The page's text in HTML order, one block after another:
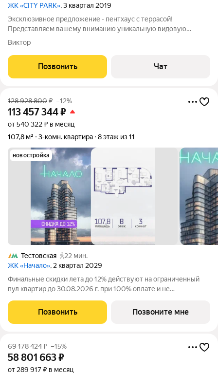
ЖК «CITY PARK», 3 квартал 2019
Эксклюзивное предложение - пентхаус с террасой!
Представляем вашему вниманию уникальную видовую
квартиру с террасой в одном из самых престижных жилых
комплексов Москвы Сити-парк. Это не просто квартира, это
полностью приватный этаж с доступом только
Виктор
Позвонить Чат
128 928 800₽ –12%
113 457 344₽
от 540 322 ₽ в месяц
107,8 м²
3-комн. квартира 8 этаж из 11
новостройка
Тестовская
22 мин.
ЖК «Начало», 2 квартал 2029
Финальные скидки лета до 12% действуют на ограниченный
пул квартир до 30.08.2026 г. при 100% оплате и не
перекрестке делового и исторического центров Москвы,
продается трехкомнатная квартира
Позвонить Позвоните мне
69 178 424₽ –15%
58 801 663₽
от 289 917 ₽ в месяц